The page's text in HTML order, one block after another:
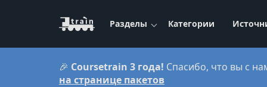
Разделы Категории
🎉 Coursetrain 3 года! Спасибо, что вы с
на странице пакетов